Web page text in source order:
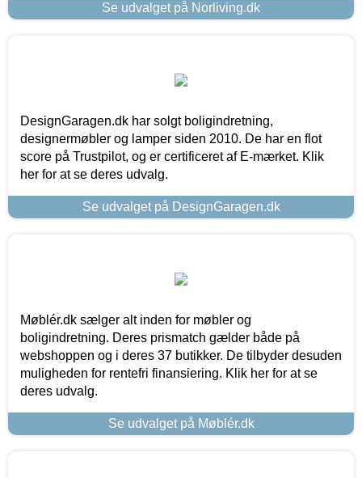
Se udvalget på Norliving.dk
DesignGaragen.dk har solgt boligindretning,
designermøbler og lamper siden 2010. De har en flot
score på Trustpilot, og er certificeret af E-mærket. Klik
her for at se deres udvalg.
Se udvalget på DesignGaragen.dk
Møblér.dk sælger alt inden for møbler og
boligindretning. Deres prismatch gælder både på
webshoppen og i deres 37 butikker. De tilbyder desuden
muligheden for rentefri finansiering. Klik her for at se
deres udvalg.
Se udvalget på Møblér.dk